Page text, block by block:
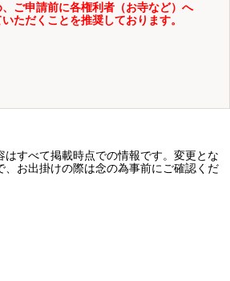
、ご申請前に各権利者（お寺など）へ
ただくことを推奨しております。
すべて掲載時点での情報です。変更とな
、お出掛けの際は念の為事前にご確認くだ